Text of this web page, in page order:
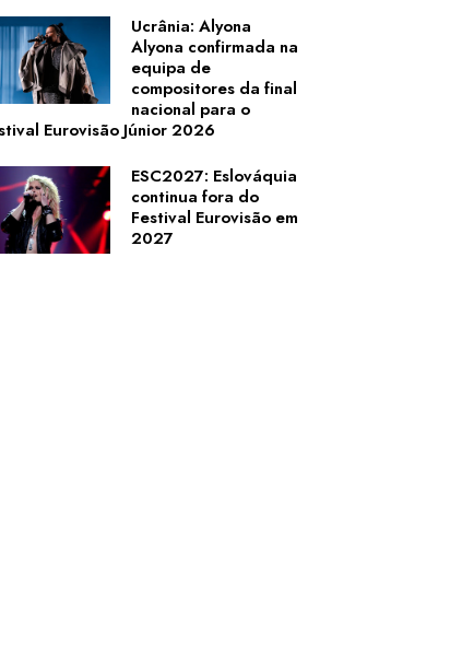
Ucrânia: Alyona
Alyona confirmada na
equipa de
compositores da final
nacional para o
Eurovisão Júnior 2026
ESC2027: Eslováquia
continua fora do
Festival Eurovisão em
2027